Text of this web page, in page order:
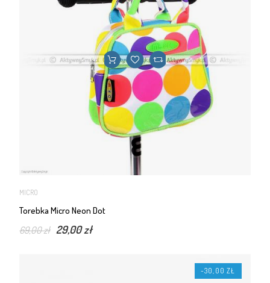
MICRO
Torebka Micro Neon Dot
69,00 zł 29,00 zł
-30,00 ZŁ